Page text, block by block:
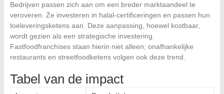
Bedrijven passen zich aan om een breder marktaandeel te
veroveren. Ze investeren in halal-certificeringen en passen hun
toeleveringsketens aan. Deze aanpassing, hoewel kostbaar,
wordt gezien als een strategische investering.
Fastfoodfranchises staan hierin niet alleen; onafhankelijke
restaurants en streetfoodketens volgen ook deze trend.
Tabel van de impact